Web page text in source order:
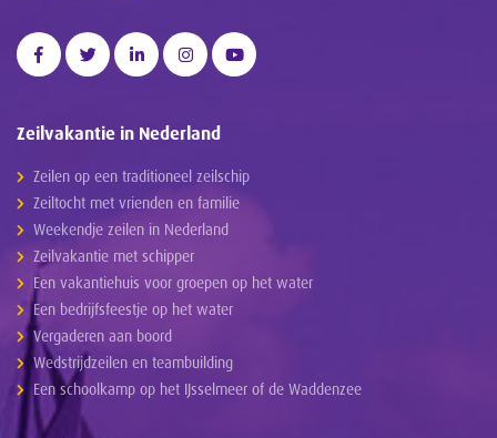
Zeilvakantie in Nederland
Zeilen op een traditioneel zeilschip
Zeiltocht met vrienden en familie
Weekendje zeilen in Nederland
Zeilvakantie met schipper
Een vakantiehuis voor groepen op het water
Een bedrijfsfeestje op het water
Vergaderen aan boord
Wedstrijdzeilen en teambuilding
Een schoolkamp op het IJsselmeer of de Waddenzee